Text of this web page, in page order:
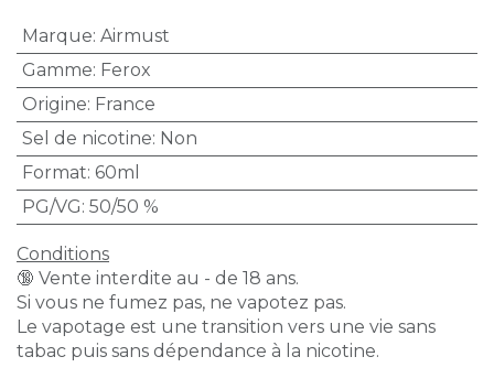
Marque: Airmust
Gamme: Ferox
Origine: France
Sel de nicotine: Non
Format: 60ml
PG/VG: 50/50 %
Conditions
🔞 Vente interdite au - de 18 ans.
Si vous ne fumez pas, ne vapotez pas.
Le vapotage est une transition vers une vie sans
tabac puis sans dépendance à la nicotine.